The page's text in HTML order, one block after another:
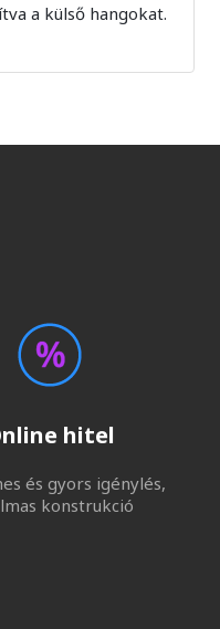
a külső hangokat.
hitel
és gyors igénylés,
konstrukció